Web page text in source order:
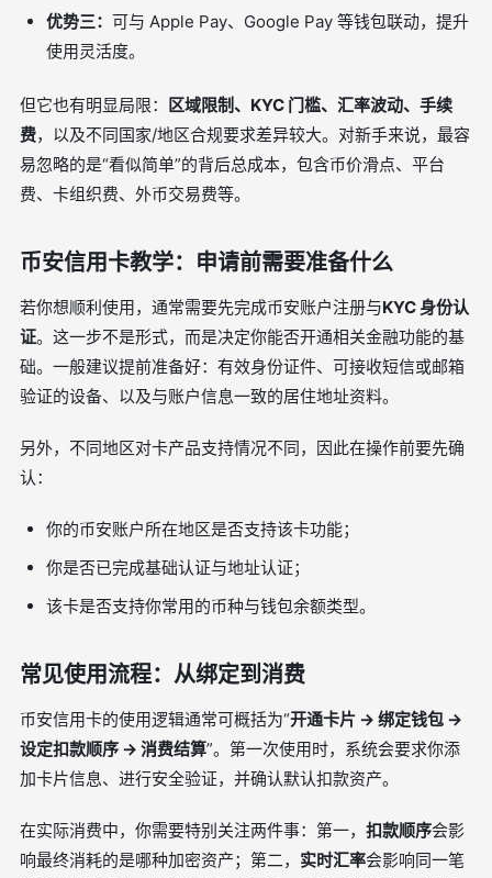
优势三： 可与 Apple Pay、Google Pay 等钱包联动，提升
使用灵活度。
但它也有明显局限： 区域限制、KYC 门槛、汇率波动、手续
费，以及不同国家/地区合规要求差异较大。对新手来说，最容
易忽略的是“看似简单”的背后总成本，包含币价滑点、平台
费、卡组织费、外币交易费等。
币安信用卡教学：申请前需要准备什么
若你想顺利使用，通常需要先完成币安账户注册与KYC 身份认
证。这一步不是形式，而是决定你能否开通相关金融功能的基
础。一般建议提前准备好：有效身份证件、可接收短信或邮箱
验证的设备、以及与账户信息一致的居住地址资料。
另外，不同地区对卡产品支持情况不同，因此在操作前要先确
认：
你的币安账户所在地区是否支持该卡功能；
你是否已完成基础认证与地址认证；
该卡是否支持你常用的币种与钱包余额类型。
常见使用流程：从绑定到消费
币安信用卡的使用逻辑通常可概括为“开通卡片 → 绑定钱包 →
设定扣款顺序 → 消费结算”。第一次使用时，系统会要求你添
加卡片信息、进行安全验证，并确认默认扣款资产。
在实际消费中，你需要特别关注两件事：第一， 扣款顺序会影
响最终消耗的是哪种加密资产；第二， 实时汇率会影响同一笔